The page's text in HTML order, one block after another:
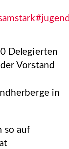
Delegierten
Vorstand
in
so auf